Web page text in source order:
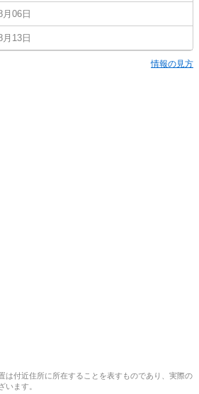
月06日
月13日
情報の見方
は付近住所に所在することを表すものであり、実際の
います。